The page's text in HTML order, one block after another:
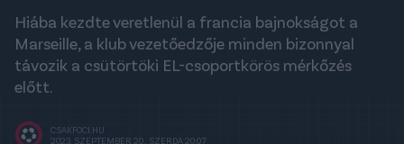
Hiába kezdte veretlenül a francia bajnokságot a
Marseille, a klub vezetőedzője minden bizonnyal
távozik a csütörtöki EL-csoportkörös mérkőzés
előtt.
CSAKFOCI.HU
2023. SZEPTEMBER 20., SZERDA 20:07